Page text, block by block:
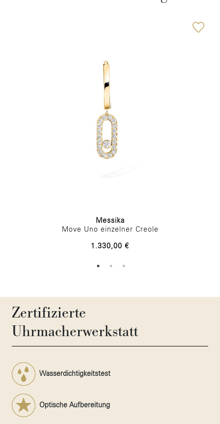
Messika
Move Uno einzelner Creole
1.330,00 €
Zertifizierte
Uhrmacherwerkstatt
Wasserdichtigkeitstest
Optische Aufbereitung